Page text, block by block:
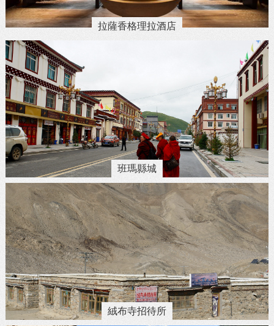
拉薩香格理拉酒店
班瑪縣城
絨布寺招待所